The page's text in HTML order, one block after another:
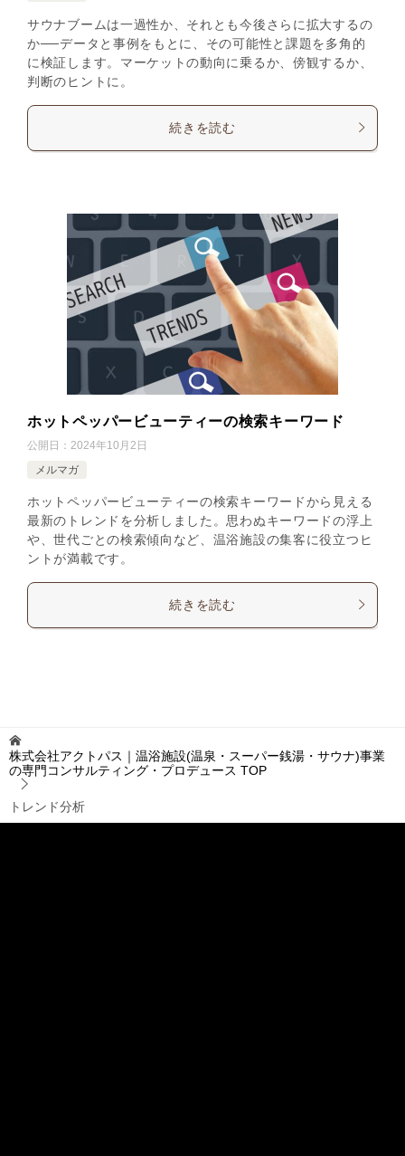
サウナブームは一過性か、それとも今後さらに拡大するの
か──データと事例をもとに、その可能性と課題を多角的
に検証します。マーケットの動向に乗るか、傍観するか、
判断のヒントに。
続きを読む
ホットペッパービューティーの検索キーワード
公開日： 2024年10月2日
メルマガ
ホットペッパービューティーの検索キーワードから見える
最新のトレンドを分析しました。思わぬキーワードの浮上
や、世代ごとの検索傾向など、温浴施設の集客に役立つヒ
ントが満載です。
続きを読む
株式会社アクトパス｜温浴施設(温泉・スーパー銭湯・サウナ)事業
の専門コンサルティング・プロデュース TOP
トレンド分析